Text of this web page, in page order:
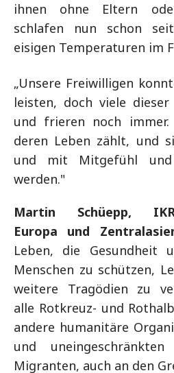
ihnen ohne Eltern
schlafen nun schon
eisigen Temperaturen im
„Unsere Freiwilligen
leisten, doch viele
und frieren noch immer.
deren Leben zählt, und
und mit Mitgefühl und
werden."
Martin Schüepp,
Europa und
Leben, die Gesundheit
Menschen zu schützen,
weitere Tragödien zu
alle Rotkreuz- und
andere humanitäre
und
Migranten, auch an den